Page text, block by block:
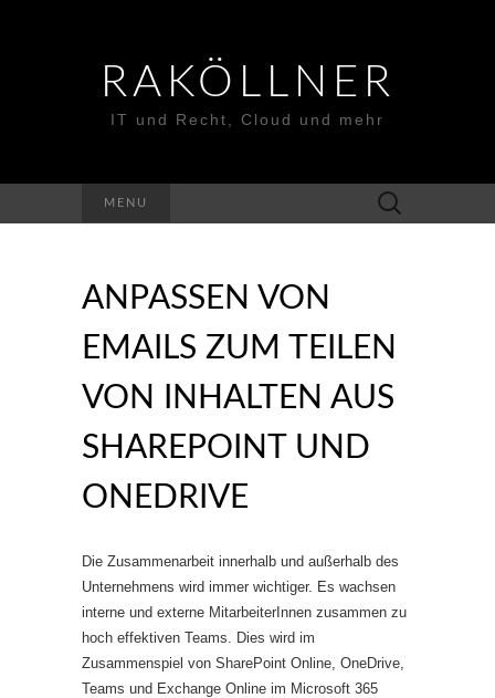
RAKÖLLNER
IT und Recht, Cloud und mehr
MENU
Suchen
nach:
ANPASSEN VON
EMAILS ZUM TEILEN
VON INHALTEN AUS
SHAREPOINT UND
ONEDRIVE
Die Zusammenarbeit innerhalb und außerhalb des
Unternehmens wird immer wichtiger. Es wachsen
interne und externe MitarbeiterInnen zusammen zu
hoch effektiven Teams. Dies wird im
Zusammenspiel von SharePoint Online, OneDrive,
Teams und Exchange Online im Microsoft 365